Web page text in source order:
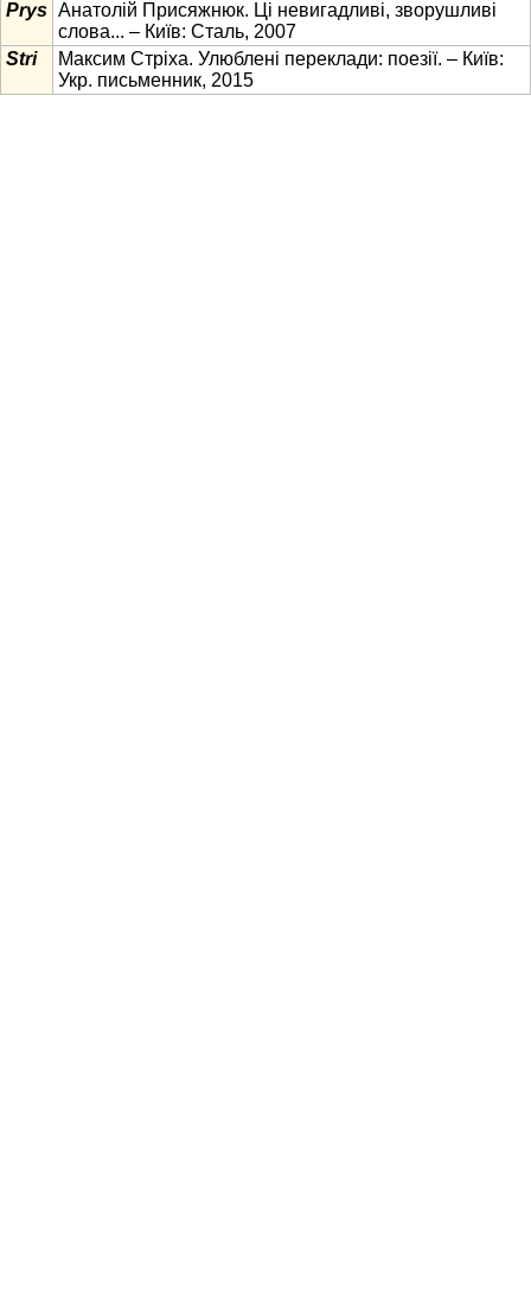
Prys Анатолій Присяжнюк. Ці невигадливі, зворушливі
слова... – Київ: Сталь, 2007
Stri
Максим Стріха. Улюблені переклади: поезії. – Київ:
Укр. письменник, 2015